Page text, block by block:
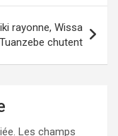
rayonne, Wissa
chutent
Les champs